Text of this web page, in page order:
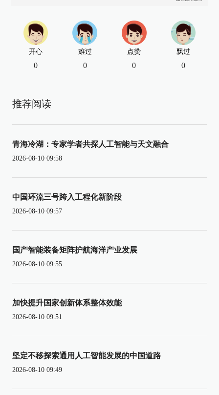
开心
0
难过
0
点赞
0
飘过
0
推荐阅读
青海冷湖：专家学者共探人工智能与天文融合
2026-08-10 09:58
中国环流三号跨入工程化新阶段
2026-08-10 09:57
国产智能装备矩阵护航海洋产业发展
2026-08-10 09:55
加快提升国家创新体系整体效能
2026-08-10 09:51
坚定不移探索通用人工智能发展的中国道路
2026-08-10 09:49